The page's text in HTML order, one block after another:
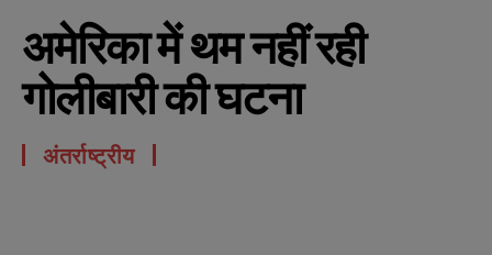
अमेरिका में थम नहीं रही
गोलीबारी की घटना
अंतर्राष्ट्रीय